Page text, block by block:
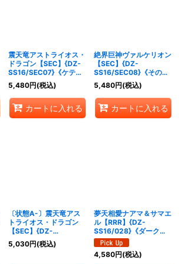
震天竜アストライオス・
ドラゴン【SEC】{DZ-
SS16/SEC07}《ケテル
サンクチュアリ》
5,480円(税込)
カートに入れる
絶界巨神ヴァルケリオン
【SEC】{DZ-
SS16/SEC08}《その
他》
5,480円(税込)
カートに入れる
〔状態A-〕震天竜アス
トライオス・ドラゴン
【SEC】{DZ-
SS16/SEC07}《ケテル
サンクチュアリ》
5,030円(税込)
夢天相愛ナアマ＆サマエ
ル【RRR】{DZ-
SS16/028}《ダークス
テイツ/ケテルサンクチ
ュアリ》
4,580円(税込)